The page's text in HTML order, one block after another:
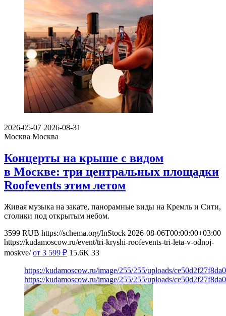
2026-05-07 2026-08-31
Москва Москва
Концерты на крыше с видом
в Москве: три центральных площадки
Roofevents этим летом
Живая музыка на закате, панорамные виды на Кремль и Сити,
столики под открытым небом.
3599 RUB https://schema.org/InStock 2026-08-06T00:00:00+03:00
https://kudamoscow.ru/event/tri-kryshi-roofevents-tri-leta-v-odnoj-
moskve/ от 3 599 ₽ 15.6K 33
https://kudamoscow.ru/image/255/255/uploads/
https://kudamoscow.ru/image/255/255/uploads/